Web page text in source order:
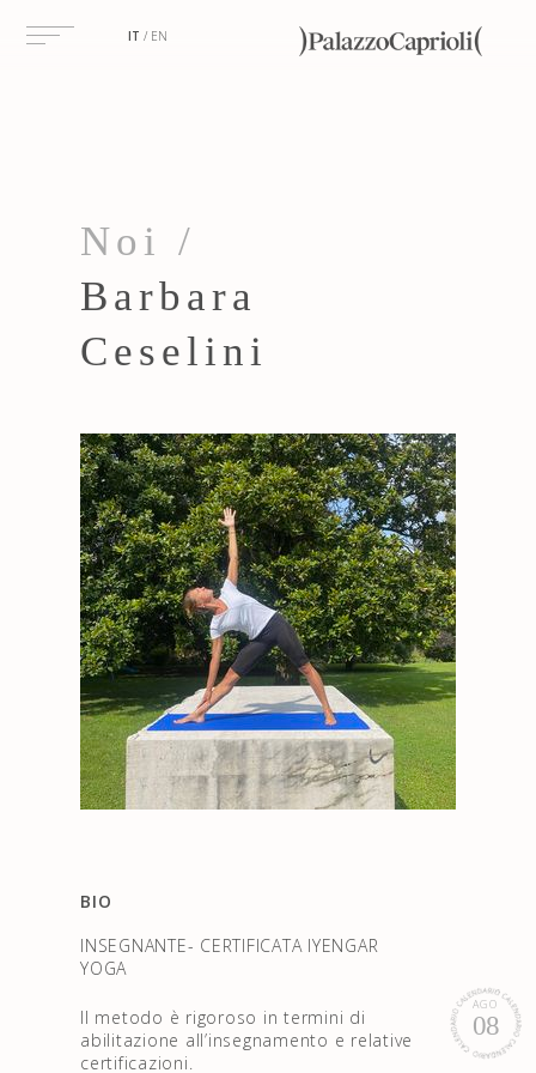
Noi /
Barbara
Ceselini
BIO
INSEGNANTE- CERTIFICATA IYENGAR
YOGA
Il metodo è rigoroso in termini di
abilitazione all’insegnamento e relative
certificazioni.
IT EN
AGO
08